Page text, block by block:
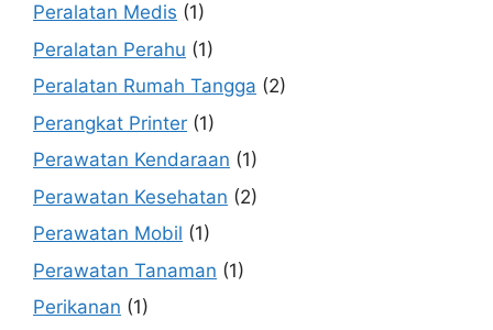
Peralatan Medis (1)
Peralatan Perahu (1)
Peralatan Rumah Tangga (2)
Perangkat Printer (1)
Perawatan Kendaraan (1)
Perawatan Kesehatan (2)
Perawatan Mobil (1)
Perawatan Tanaman (1)
Perikanan (1)